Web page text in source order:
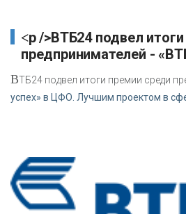
<p />ВТБ24 подвел итоги премии среди
предпринимателей -
ВТБ24 подвел итоги премии среди
успех» в ЦФО. Лучшим проектом в